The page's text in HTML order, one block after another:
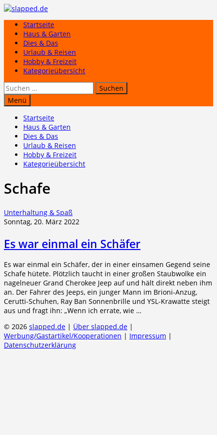
Zum
springenStartseite
Haus & Garten
Dies & Das
Urlaub & Reisen
Hobby & Freizeit
Kategorieübersicht
Suchen
nach:
Menü
Startseite
Haus & Garten
Dies & Das
Urlaub & Reisen
Hobby & Freizeit
Kategorieübersicht
Schafe
Unterhaltung & Spaß
Sonntag, 20. März 2022
Es war einmal ein Schäfer
Es war einmal ein Schäfer, der in einer einsamen Gegend seine
Schafe hütete. Plötzlich taucht in einer großen Staubwolke ein
nagelneuer Grand Cherokee Jeep auf und hält direkt neben ihm
an. Der Fahrer des Jeeps, ein junger Mann im Brioni-Anzug,
Cerutti-Schuhen, Ray Ban Sonnenbrille und YSL-Krawatte steigt
aus und fragt ihn: „Wenn ich errate, wie …
© 2026 slapped.de | Über slapped.de |
Werbung/Gastartikel/Kooperationen | Impressum |
Datenschutzerklärung